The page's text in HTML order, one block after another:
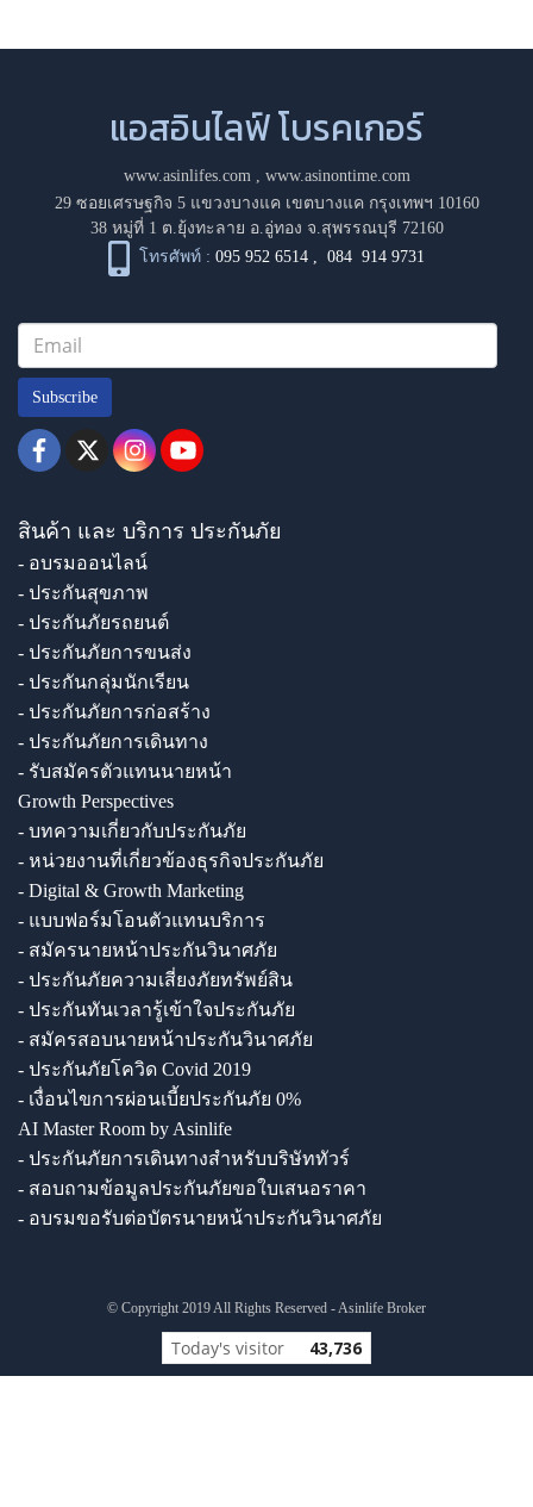
แอสอินไลฟ์ โบรคเกอร์
www.asinlifes.com, www.asinontime.com
29 ซอยเศรษฐกิจ 5 แขวงบางแค เขตบางแค กรุงเทพฯ 10160
38 หมู่ที่ 1 ต.ยุ้งทะลาย อ.อู่ทอง จ.สุพรรณบุรี 72160
โทรศัพท์ : 095 952 6514 ,084 914 9731
Subscribe
สินค้า และ บริการ ประกันภัย
- อบรมออนไลน์
- ประกันสุขภาพ
- ประกันภัยรถยนต์
- ประกันภัยการขนส่ง
- ประกันกลุ่มนักเรียน
- ประกันภัยการก่อสร้าง
- ประกันภัยการเดินทาง
- รับสมัครตัวแทนนายหน้า
Growth Perspectives
- บทความเกี่ยวกับประกันภัย
- หน่วยงานที่เกี่ยวข้องธุรกิจประกันภัย
- Digital & Growth Marketing
- แบบฟอร์มโอนตัวแทนบริการ
- สมัครนายหน้าประกันวินาศภัย
- ประกันภัยความเสี่ยงภัยทรัพย์สิน
- ประกันทันเวลารู้เข้าใจประกันภัย
- สมัครสอบนายหน้าประกันวินาศภัย
- ประกันภัยโควิด Covid 2019
- เงื่อนไขการผ่อนเบี้ยประกันภัย 0%
AI Master Room by Asinlife
- ประกันภัยการเดินทางสำหรับบริษัททัวร์
- สอบถามข้อมูลประกันภัยขอใบเสนอราคา
- อบรมขอรับต่อบัตรนายหน้าประกันวินาศภัย
© Copyright 2019 All Rights Reserved - Asinlife Broker
Today's visitor 43,736